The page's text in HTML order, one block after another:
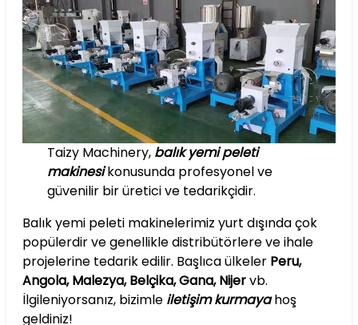
Taizy Machinery, balık yemi peleti
makinesikonusunda profesyonel ve
güvenilir bir üretici ve tedarikçidir.
Balık yemi peleti makinelerimiz yurt dışında çok
popülerdir ve genellikle distribütörlere ve ihale
projelerine tedarik edilir. Başlıca ülkeler Peru,
Angola, Malezya, Belçika, Gana, Nijervb.
İlgileniyorsanız, bizimle iletişim kurmayahoş
geldiniz!